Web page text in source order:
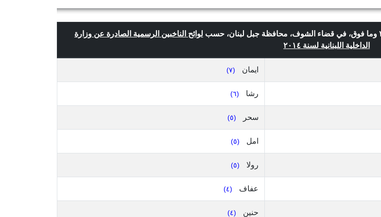
لوائح الناخبين الرسمية الصادرة عن وزارة
الداخلية اللبنانية لسنة ٢٠١٤
ايمان (٧)
رشا (٦)
سحر (٥)
امل (٥)
رولا (٥)
عفاف (٤)
حنين (٤)